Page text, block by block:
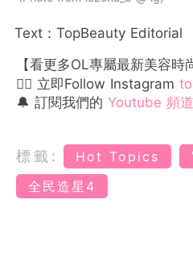
Text：TopBeauty Editorial
【看更多OL專屬最新美容時
👉🏻 立即Follow Instagram
🔔 訂閱我們的 Youtube 頻
標籤: Hot Topics
全民造星4